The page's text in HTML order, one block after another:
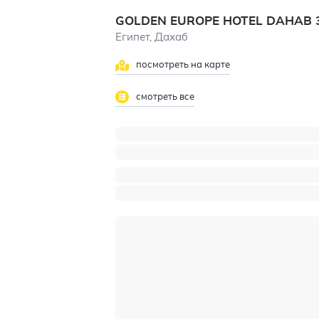
GOLDEN EUROPE HOTEL DAHAB
Египет, Дахаб
посмотреть на карте
смотреть все